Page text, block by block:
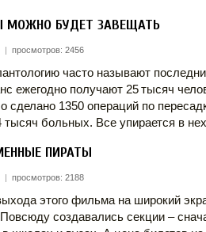
МОЖНО БУДЕТ ЗАВЕЩАТЬ
| просмотров: 2456
часто называют
ежегодно получают 25 тысяч
сделано 1350 операций по
тысяч больных. Все упирается в
ПИРАТЫ
| просмотров: 2188
этого фильма на широкий
Повсюду создавались секции –